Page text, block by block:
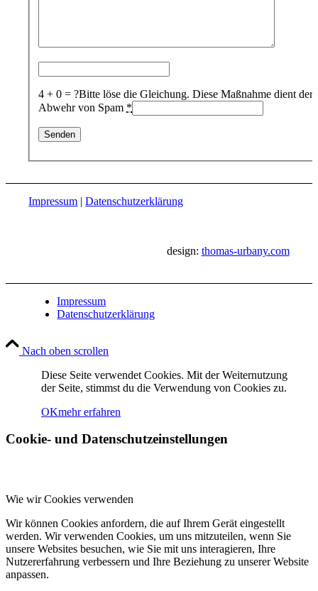
4 + 0 = ?Bitte löse die Gleichung. Diese Maßnahme dient der
Abwehr von Spam *
Impressum |Datenschutzerklärung
design: thomas-urbany.com
Impressum
Datenschutzerklärung
Nach oben scrollen
Diese Seite verwendet Cookies. Mit der Weiternutzung
der Seite, stimmst du die Verwendung von Cookies zu.
OKmehr erfahren
Cookie- und Datenschutzeinstellungen
Wie wir Cookies verwenden
Wir können Cookies anfordern, die auf Ihrem Gerät eingestellt
werden. Wir verwenden Cookies, um uns mitzuteilen, wenn Sie
unsere Websites besuchen, wie Sie mit uns interagieren, Ihre
Nutzererfahrung verbessern und Ihre Beziehung zu unserer Website
anpassen.